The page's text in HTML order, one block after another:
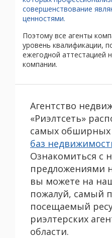
совершенствование
ценностями.
Поэтому все агенты
уровень квалификации,
ежегодной аттестацией
компании.
Агентство
«Риэлтсеть»
самых
баз
Ознакомиться с
предложениями
вы можете на
пожалуй, самый
посещаемый
риэлтерских
области.